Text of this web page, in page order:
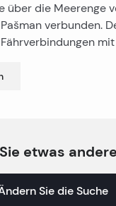
über die Meerenge
verbunden.
mit
etwas
Sie die Suche